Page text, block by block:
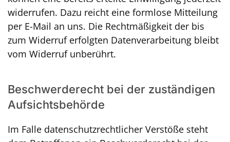
widerrufen. Dazu reicht eine formlose Mitteilung
per E-Mail an uns. Die Rechtmäßigkeit der bis
zum Widerruf erfolgten Datenverarbeitung bleibt
vom Widerruf unberührt.
Beschwerderecht bei der zuständigen
Aufsichtsbehörde
Im Falle datenschutzrechtlicher Verstöße steht